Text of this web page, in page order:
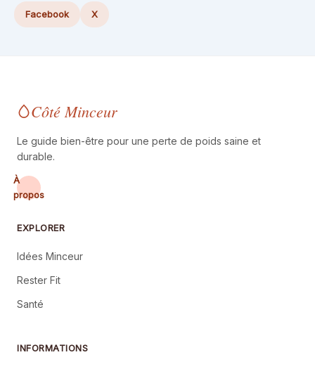
Facebook X
Côté Minceur
Le guide bien-être pour une perte de poids saine et
durable.
À
propos
EXPLORER
Idées Minceur
Rester Fit
Santé
INFORMATIONS